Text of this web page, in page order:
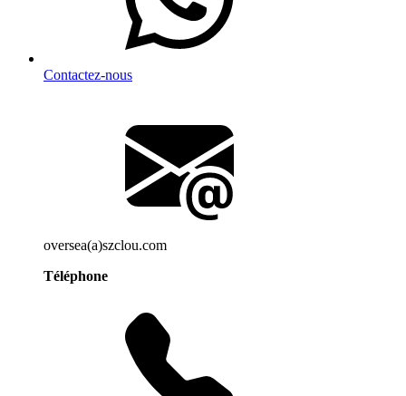
Contactez-nous
oversea(a)szclou.com
Téléphone